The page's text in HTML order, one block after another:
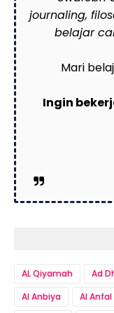
journaling,
belajar
Mari
Ingin
AL Qiyamah Ad
Al Anbiya
Al Anfal